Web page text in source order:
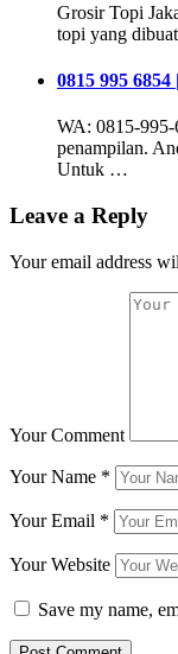
Grosir Topi
topi yang
0815 995
WA: 0815-995-
penampilan.
Untuk …
Leave a Reply
Your email address
Your Comment
Your Name *
Your Email *
Your Website
Save my name,